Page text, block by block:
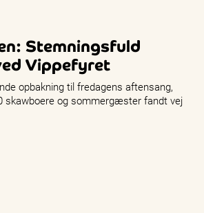
Stemningsfuld
Vippefyret
opbakning til fredagens aftensang,
skawboere og sommergæster fandt vej